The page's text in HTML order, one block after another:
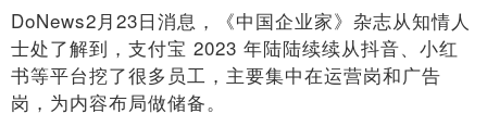
DoNews2月23日消息，《中国企业家》杂志从知情人
士处了解到，支付宝 2023 年陆陆续续从抖音、小红
书等平台挖了很多员工，主要集中在运营岗和广告
岗，为内容布局做储备。